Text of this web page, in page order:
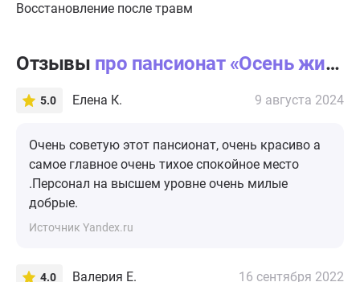
Восстановление после травм
Отзывы про пансионат «Осень жизни» Ангелово
5.0 Елена К. 9 августа 2024
Очень советую этот пансионат, очень красиво а
самое главное очень тихое спокойное место
.Персонал на высшем уровне очень милые
добрые.
Источник Yandex.ru
4.0 Валерия Е. 16 сентября 2022